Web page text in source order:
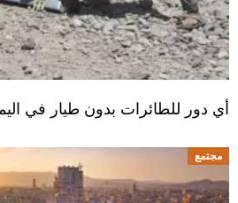
أي دور للطائرات بدون طيار في
مجتمع